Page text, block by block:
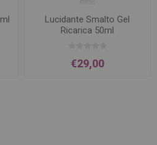
Lucidante Smalto Gel
Ricarica 50ml
€29,00